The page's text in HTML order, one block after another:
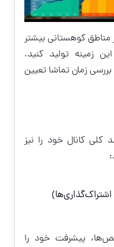
مناطق کوهستانی بیشتر
زمینه تولید کنید.
زمان تماشا تعیین
کلی کانال خود را نیز
پیشرفت خود را